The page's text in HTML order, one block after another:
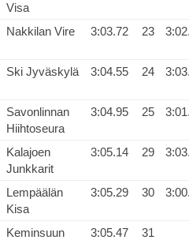
Visa
Nakkilan Vire 3:03.72 23
Ski Jyväskylä 3:04.55 24
Savonlinnan
Hiihtoseura
3:04.95 25
Kalajoen
Junkkarit
3:05.14 29
Lempäälän
Kisa
3:05.29 30
Keminsuun
3:05.47 31